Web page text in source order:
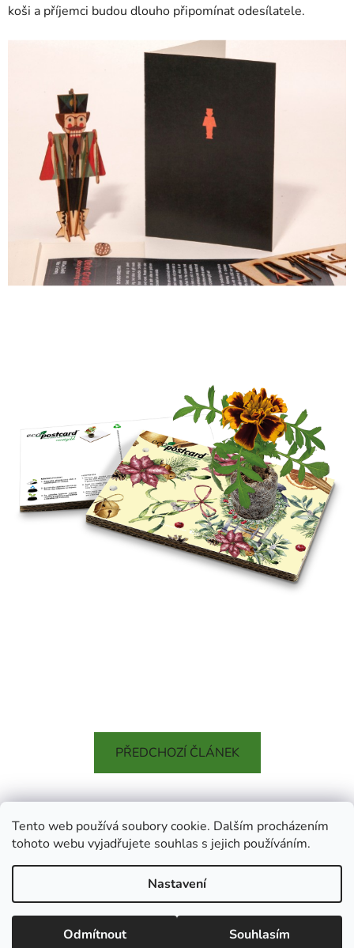
Tento web používá soubory cookie. Dalším procházením
tohoto webu vyjadřujete souhlas s jejich používáním.
Nastavení
Odmítnout Souhlasím
koši a příjemci budou dlouho připomínat odesílatele.
PŘEDCHOZÍ ČLÁNEK
Ecolove.cz Obchodní podmínky Kontakty
Vytvořil Shoptet
Copyright 2026Eco Love
. Všechna práva vyhrazena.